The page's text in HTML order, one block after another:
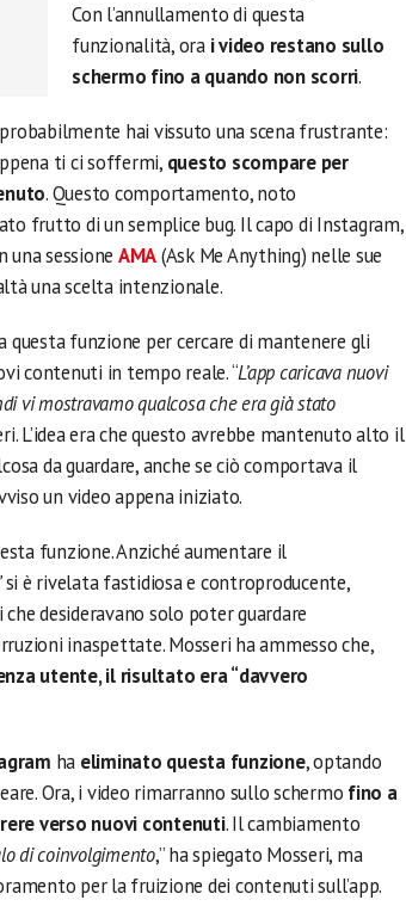
Con l’annullamento di questa
funzionalità, ora i video restano sullo
schermo fino a quando non scorri.
hai vissuto una scena frustrante:
ti ci soffermi, questo scompare per
. Questo comportamento, noto
frutto di un semplice bug. Il capo di Instagram,
una sessione AMA(Ask Me Anything) nelle sue
una scelta intenzionale.
questa funzione per cercare di mantenere gli
contenuti in tempo reale. “L’app caricava nuovi
vi mostravamo qualcosa che era già stato
L’idea era che questo avrebbe mantenuto alto il
da guardare, anche se ciò comportava il
un video appena iniziato.
funzione. Anziché aumentare il
si è rivelata fastidiosa e controproducente,
desideravano solo poter guardare
inaspettate. Mosseri ha ammesso che,
utente, il risultato era “davvero
ha eliminato questa funzione, optando
Ora, i video rimarranno sullo schermo fino a
verso nuovi contenuti. Il cambiamento
di coinvolgimento,” ha spiegato Mosseri, ma
per la fruizione dei contenuti sull’app.